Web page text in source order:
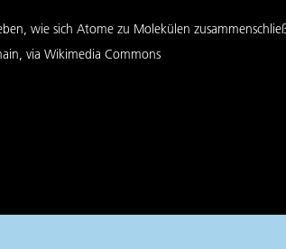
wie sich Atome zu Molekülen
via Wikimedia Commons